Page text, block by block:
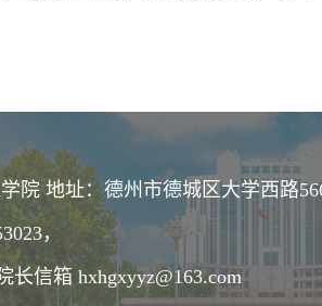
院 地址：德州市德城区大学西路
，
长信箱 hxhgxyyz@163.com